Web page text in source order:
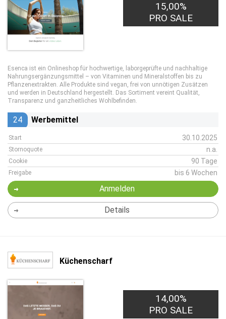
15,00%
PRO SALE
Esenca ist ein Onlineshop für hochwertige, laborgeprüfte und nachhaltige
Nahrungsergänzungsmittel – von Vitaminen und Mineralstoffen bis zu
Pflanzenextrakten. Alle Produkte sind vegan, frei von unnötigen Zusätzen
und werden in Deutschland hergestellt. Das Sortiment vereint Qualität,
Transparenz und ganzheitliches Wohlbefinden.
24 Werbemittel
Start 30.10.2025
Stornoquote n.a.
Cookie 90 Tage
Freigabe bis 6 Wochen
Anmelden
Details
Küchenscharf
14,00%
PRO SALE